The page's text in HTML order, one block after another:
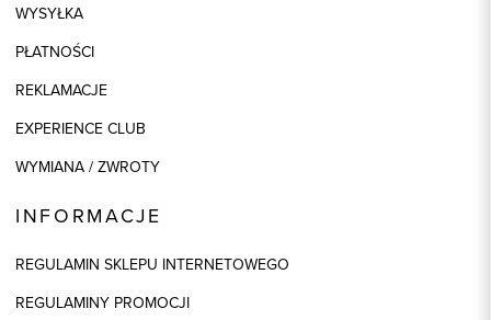
WYSYŁKA
PŁATNOŚCI
REKLAMACJE
EXPERIENCE CLUB
WYMIANA / ZWROTY
INFORMACJE
REGULAMIN SKLEPU INTERNETOWEGO
REGULAMINY PROMOCJI